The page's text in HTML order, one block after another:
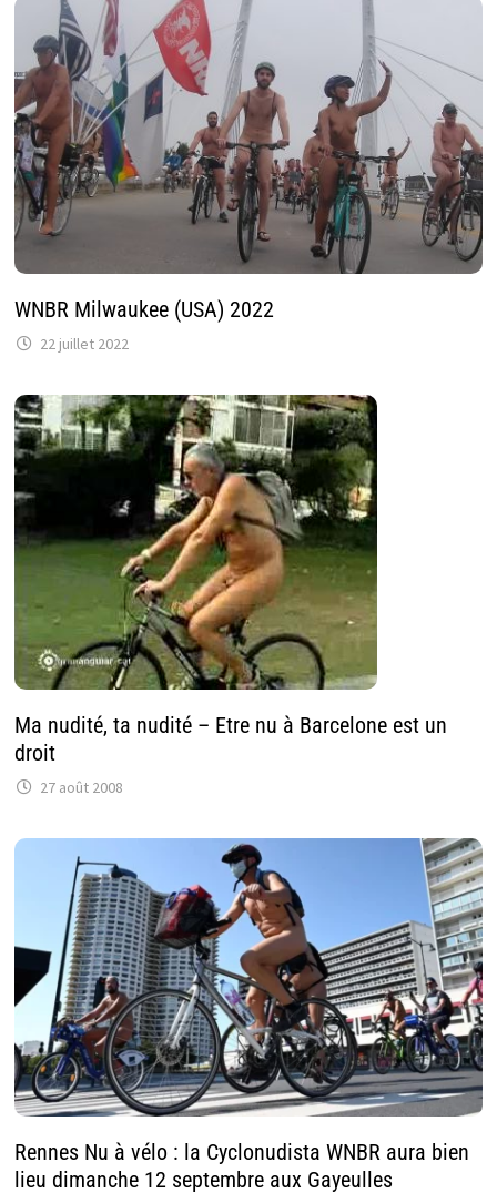
WNBR Milwaukee (USA) 2022
22 juillet 2022
Ma nudité, ta nudité – Etre nu à Barcelone est un
droit
27 août 2008
Rennes Nu à vélo : la Cyclonudista WNBR aura bien
lieu dimanche 12 septembre aux Gayeulles